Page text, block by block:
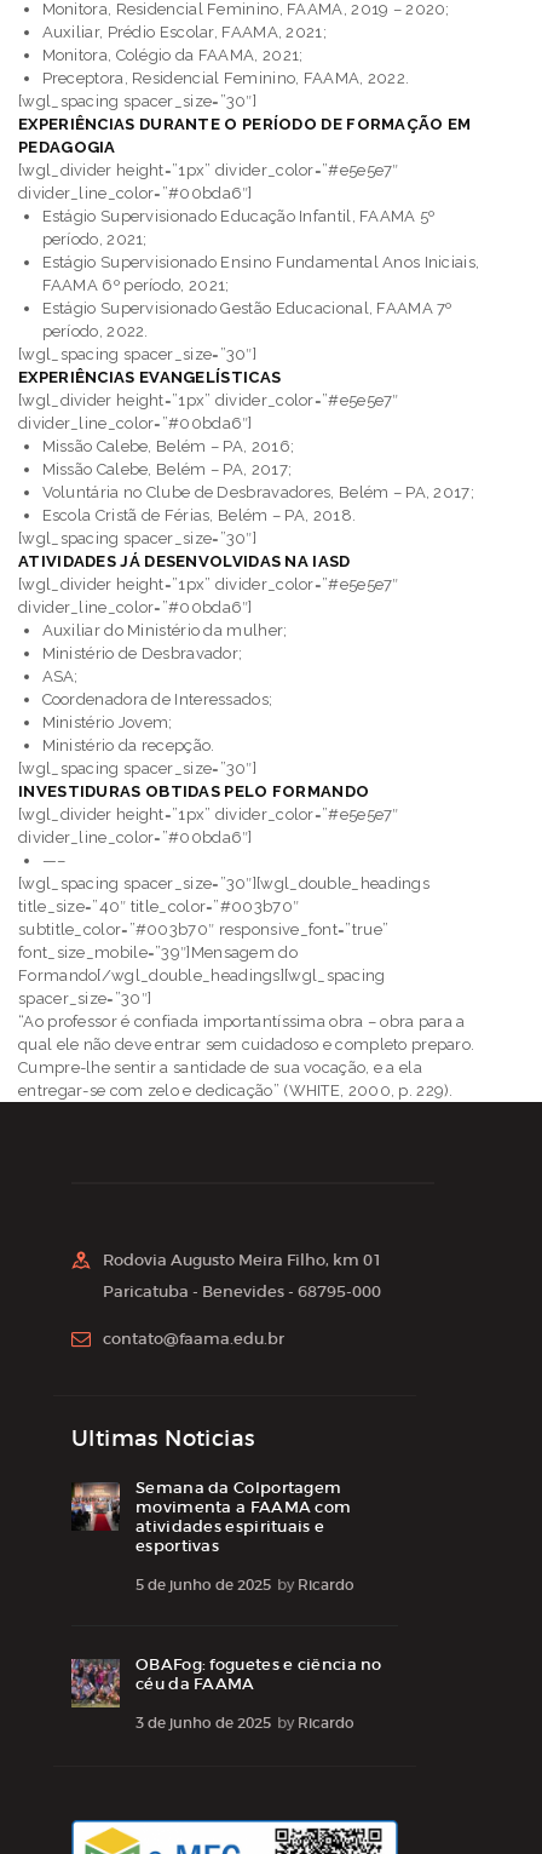
Monitora, Residencial Feminino, FAAMA, 2019 – 2020;
Auxiliar, Prédio Escolar, FAAMA, 2021;
Monitora, Colégio da FAAMA, 2021;
Preceptora, Residencial Feminino, FAAMA, 2022.
[wgl_spacing spacer_size=”30″]
EXPERIÊNCIAS DURANTE O PERÍODO DE FORMAÇÃO EM
PEDAGOGIA
[wgl_divider height=”1px” divider_color=”#e5e5e7″
divider_line_color=”#00bda6″]
Estágio Supervisionado Educação Infantil, FAAMA 5º
período, 2021;
Estágio Supervisionado Ensino Fundamental Anos Iniciais,
FAAMA 6º período, 2021;
Estágio Supervisionado Gestão Educacional, FAAMA 7º
período, 2022.
[wgl_spacing spacer_size=”30″]
EXPERIÊNCIAS EVANGELÍSTICAS
[wgl_divider height=”1px” divider_color=”#e5e5e7″
divider_line_color=”#00bda6″]
Missão Calebe, Belém – PA, 2016;
Missão Calebe, Belém – PA, 2017;
Voluntária no Clube de Desbravadores, Belém – PA, 2017;
Escola Cristã de Férias, Belém – PA, 2018.
[wgl_spacing spacer_size=”30″]
ATIVIDADES JÁ DESENVOLVIDAS NA IASD
[wgl_divider height=”1px” divider_color=”#e5e5e7″
divider_line_color=”#00bda6″]
Auxiliar do Ministério da mulher;
Ministério de Desbravador;
ASA;
Coordenadora de Interessados;
Ministério Jovem;
Ministério da recepção.
[wgl_spacing spacer_size=”30″]
INVESTIDURAS OBTIDAS PELO FORMANDO
[wgl_divider height=”1px” divider_color=”#e5e5e7″
divider_line_color=”#00bda6″]
—–
[wgl_spacing spacer_size=”30″][wgl_double_headings
title_size=”40″ title_color=”#003b70″
subtitle_color=”#003b70″ responsive_font=”true”
font_size_mobile=”39″]Mensagem do
Formando[/wgl_double_headings][wgl_spacing
spacer_size=”30″]
“Ao professor é confiada importantíssima obra – obra para a
qual ele não deve entrar sem cuidadoso e completo preparo.
Cumpre-lhe sentir a santidade de sua vocação, e a ela
entregar-se com zelo e dedicação” (WHITE, 2000, p. 229).
Rodovia Augusto Meira Filho, km 01
Paricatuba - Benevides - 68795-000
contato@faama.edu.br
Ultimas Noticias
Semana da Colportagem
movimenta a FAAMA com
atividades espirituais e
esportivas
5 de junho de 2025 by Ricardo
OBAFog: foguetes e ciência no
céu da FAAMA
3 de junho de 2025 by Ricardo